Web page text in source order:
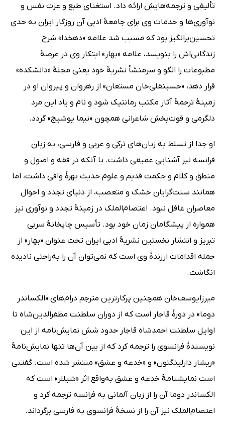
تألیفی و ترجمه‌هایش ارائه داد. استغنای طبع و عزت نفس و
نوآوری‌ها و خدمات وی برای جامعۀ ادبی آن روزگار ایران به حدی
تحسین‌برانگیز بود که مسبب شد علامه «دهخدا» شرح
زندگانی‌اش را بنویسد، علامه «بهار» ابتکار وی در عرصۀ
مطبوعات را الگو و سرمنشأ نشریۀ خود یعنی مجلۀ «دانشکده»
قرار دهد، «حسینقلی‌خان مستعان» از رهروان و پیروان او در
زمینۀ ترجمۀ آثار مکتب رمانتیک شود و نام و یاد این مرد
دلگرمی و قوت‌بخش شاعرانی همچون «نیما یوشیج» گردد.
او جدا از تسلط به زبان‌های ترکی و عربی و فارسی، به زبان
فرانسه نیز آشنایی عمیقی داشت. با آنکه در فقه و اصول و
منطق و کلام و حکمت قدیم و علوم حدیث بهرۀ وافی داشت، اما
همانند سنت‌گرایان خشک و متعصب، از دنیای تجدد و احوال
معاصران غافل نبود. اعتصام‌الملک در زمینۀ تجدد و نوآوری نیز
همواره از پیشگامان زمان خود بود. تأسیس چاپخانۀ سربی
تبریز و انتشار نخستین نشریۀ ادبی ایران تحت عنوان «بهار» از
جمله اقدامات ارزندۀ وی است که نمی‌توان آن را به‌راحتی نادیده
انگاشت.
میرزایوسف‌خان همچنین پرکارترین مترجم درام‌های «الکساندر
دوما» در دورۀ قاجار است که از دوران سلطنت مظفرالدین‌شاه تا
اوایل سلطنت احمدشاه قاجار حدود شش نمایش‌نامه از این
نویسندۀ فرانسوی را ترجمه کرد که از بین آن‌ها تنها نمایش‌نامۀ
«ریشار دارلینگتون» و «خدعه و عشق» منتشر شده است. گفتنی
است نمایشنامۀ خدعه و عشق به‌واقع اثر «شیللر» است که
الکساندر دوما آن را از زبان آلمانی به فرانسه ترجمه کرد و
اعتصام‌الملک نیز آن را از نسخۀ فرانسوی به فارسی برگرداند.